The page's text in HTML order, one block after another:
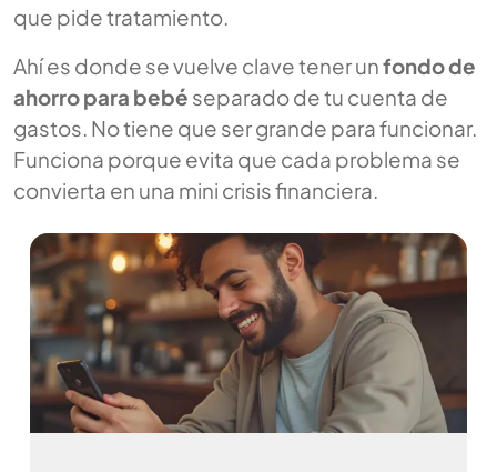
que pide tratamiento.
Ahí es donde se vuelve clave tener unfondo de
ahorro para bebé separado de tu cuenta de
gastos. No tiene que ser grande para funcionar.
Funciona porque evita que cada problema se
convierta en una mini crisis financiera.